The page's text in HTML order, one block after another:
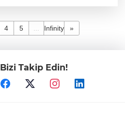
4 5 Infinity »
Bizi Takip Edin!